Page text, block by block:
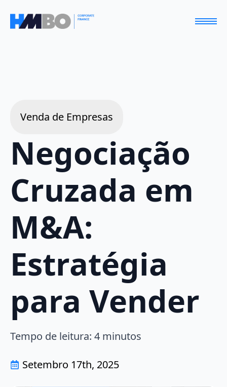
Venda de Empresas
Negociação
Cruzada em
M&A:
Estratégia
para Vender
Tempo de leitura: 4 minutos
Setembro 17th, 2025